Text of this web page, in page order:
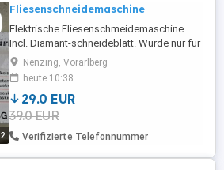
2
Fliesenschneidemaschine
Elektrische Fliesenschmeidemaschine.
Incl. Diamant-schneideblatt. Wurde nur für
einen Raum Fliesen legen benutzt,
seitdem steht sie verpackt im Regal. Wird
nicht mehr gebraucht, daher gebe ich sie
weg.
Nenzing, Vorarlberg
heute 10:38
29.0 EUR
39.0 EUR
Verifizierte Telefonnummer